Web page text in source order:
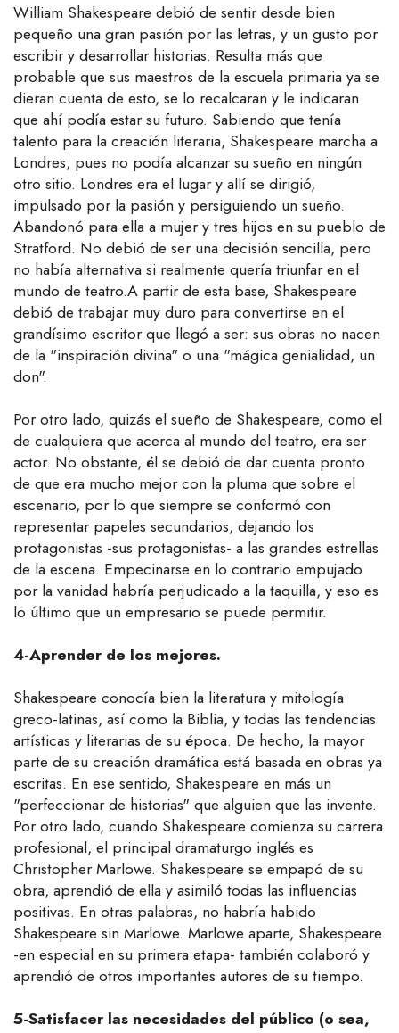
William Shakespeare debió de sentir desde bien
pequeño una gran pasión por las letras, y un gusto por
escribir y desarrollar historias. Resulta más que
probable que sus maestros de la escuela primaria ya se
dieran cuenta de esto, se lo recalcaran y le indicaran
que ahí podía estar su futuro. Sabiendo que tenía
talento para la creación literaria, Shakespeare marcha a
Londres, pues no podía alcanzar su sueño en ningún
otro sitio. Londres era el lugar y allí se dirigió,
impulsado por la pasión y persiguiendo un sueño.
Abandonó para ella a mujer y tres hijos en su pueblo de
Stratford. No debió de ser una decisión sencilla, pero
no había alternativa si realmente quería triunfar en el
mundo de teatro.A partir de esta base, Shakespeare
debió de trabajar muy duro para convertirse en el
grandísimo escritor que llegó a ser: sus obras no nacen
de la "inspiración divina" o una "mágica genialidad, un
don".
Por otro lado, quizás el sueño de Shakespeare, como el
de cualquiera que acerca al mundo del teatro, era ser
actor. No obstante, él se debió de dar cuenta pronto
de que era mucho mejor con la pluma que sobre el
escenario, por lo que siempre se conformó con
representar papeles secundarios, dejando los
protagonistas -sus protagonistas- a las grandes estrellas
de la escena. Empecinarse en lo contrario empujado
por la vanidad habría perjudicado a la taquilla, y eso es
lo último que un empresario se puede permitir.
4-Aprender de los mejores.
Shakespeare conocía bien la literatura y mitología
greco-latinas, así como la Biblia, y todas las tendencias
artísticas y literarias de su época. De hecho, la mayor
parte de su creación dramática está basada en obras ya
escritas. En ese sentido, Shakespeare en más un
"perfeccionar de historias" que alguien que las invente.
Por otro lado, cuando Shakespeare comienza su carrera
profesional, el principal dramaturgo inglés es
Christopher Marlowe. Shakespeare se empapó de su
obra, aprendió de ella y asimiló todas las influencias
positivas. En otras palabras, no habría habido
Shakespeare sin Marlowe. Marlowe aparte, Shakespeare
-en especial en su primera etapa- también colaboró y
aprendió de otros importantes autores de su tiempo.
5-Satisfacer las necesidades del público (o sea,